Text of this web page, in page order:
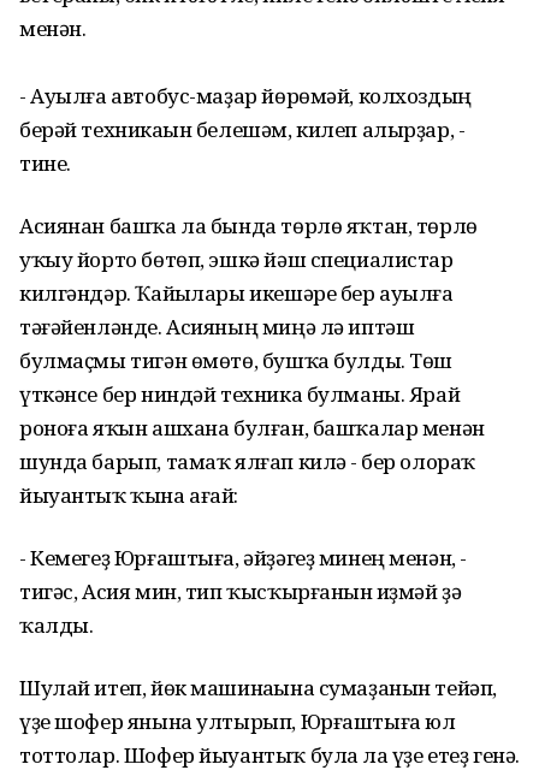
менән.
- Ауылға автобус-маҙар йөрөмәй, колхоздың
берәй техникаһын белешәм, килеп алырҙар, -
тине.
Асиянан башҡа ла бында төрлө яҡтан, төрлө
уҡыу йорто бөтөп, эшкә йәш специалистар
килгәндәр. Ҡайһылары икешәре бер ауылға
тәғәйенләнде. Асияның миңә лә иптәш
булмаҫмы тигән өмөтө, бушҡа булды. Төш
үткәнсе бер ниндәй техника булманы. Ярай
роноға яҡын ашхана булған, башҡалар менән
шунда барып, тамаҡ ялғап килһә - бер олораҡ
йыуантыҡ ҡына ағай:
- Кемегеҙ Юрғаштыға, әйҙәгеҙ минең менән, -
тигәс, Асия мин, тип ҡысҡырғанын һиҙмәй ҙә
ҡалды.
Шулай итеп, йөк машинаһына сумаҙанын тейәп,
үҙе шофер янына ултырып, Юрғаштыға юл
тоттолар. Шофер йыуантыҡ булһа ла үҙе етеҙ генә.